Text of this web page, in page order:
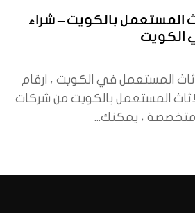
المستعمل بالكويت – شراء
الكويت
المستعمل في الكويت ، ارقام
المستعمل بالكويت من شركات
، يمكنك...